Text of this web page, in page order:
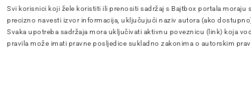
Svi korisnici koji žele koristiti ili prenositi sadržaj s Bajtbox portala moraju
precizno navesti izvor informacija, uključujući naziv autora (ako
Svaka upotreba sadržaja mora uključivati aktivnu poveznicu (link) koja
pravila može imati pravne posljedice sukladno zakonima o autorskim